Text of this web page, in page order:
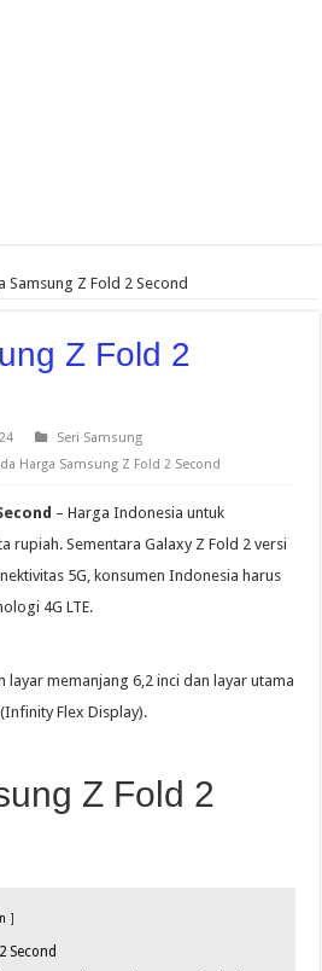
Samsung Z Fold 2 Second
Z Fold 2
Seri Samsung
Harga Samsung Z Fold 2 Second
– Harga Indonesia untuk
rupiah. Sementara Galaxy Z Fold 2 versi
5G, konsumen Indonesia harus
4G LTE.
layar memanjang 6,2 inci dan layar utama
Flex Display).
Z Fold 2
Second